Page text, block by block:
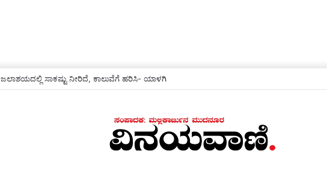
ಜಲಾಶಯದಲ್ಲಿ ಸಾಕಷ್ಟು ನೀರಿದೆ, ಕಾಲುವೆಗೆ ಹರಿಸಿ- ಯಾಳಗಿ